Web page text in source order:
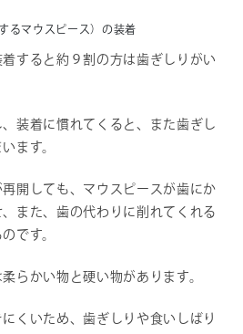
るマウスピース）の装着
すると約９割の方は歯ぎしりがい
装着に慣れてくると、また歯ぎし
ます。
再開しても、マウスピースが歯にか
また、歯の代わりに削れてくれる
です。
らかい物と硬い物があります。
くいため、歯ぎしりや食いしばり